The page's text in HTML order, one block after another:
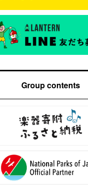
Group contents